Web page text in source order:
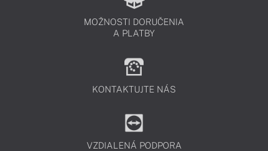
MOŽNOSTI DORUČENIA
A PLATBY
KONTAKTUJTE NÁS
VZDIALENÁ PODPORA